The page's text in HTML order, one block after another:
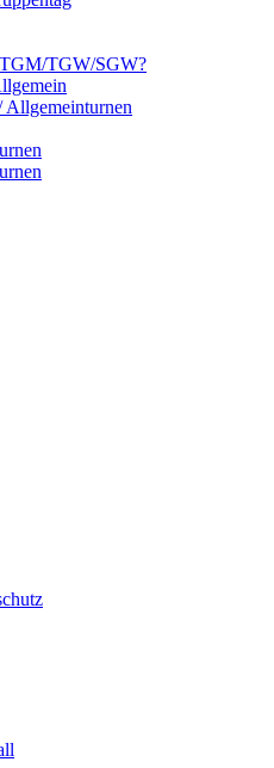
TGW/SGW?
Allgemeinturnen